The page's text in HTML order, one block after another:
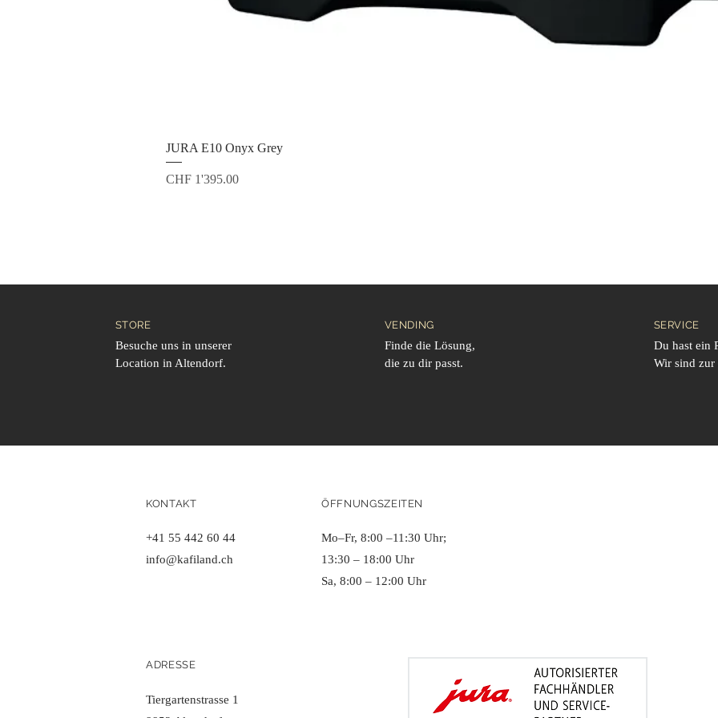
JURA E10 Onyx Grey
Preis
CHF 1'395.00
STORE
Besuche uns in unserer
Location in Altendorf.
VENDING
Finde die Lösung,
die zu dir passt.
SERVICE
Du hast ein
Wir sind zur
KONTAKT
+41 55 442 60 44
info@kafiland.ch
ADRESSE
Tiergartenstrasse 1
ÖFFNUNGSZEITEN
Mo–Fr, 8:00 –11:30 Uhr;
13:30 – 18:00 Uhr
Sa, 8:00 – 12:00 Uhr